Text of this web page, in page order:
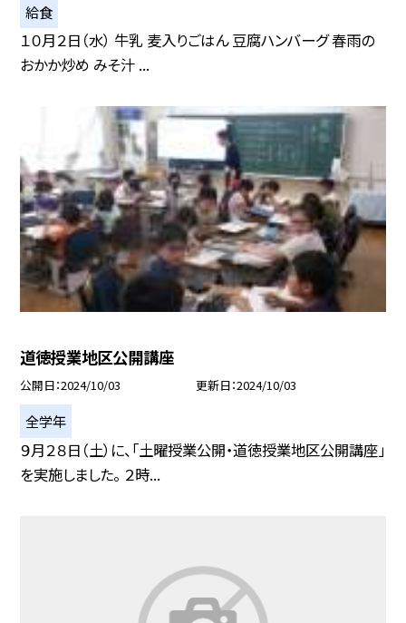
給食
１０月２日（水） 牛乳 麦入りごはん 豆腐ハンバーグ 春雨の
おかか炒め みそ汁 ...
道徳授業地区公開講座
公開日 2024/10/03 更新日 2024/10/03
全学年
９月２８日（土）に、「土曜授業公開・道徳授業地区公開講座」
を実施しました。 ２時...